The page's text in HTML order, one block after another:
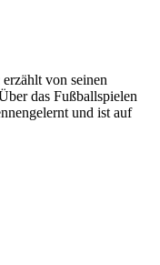
von seinen
das Fußballspielen
und ist auf